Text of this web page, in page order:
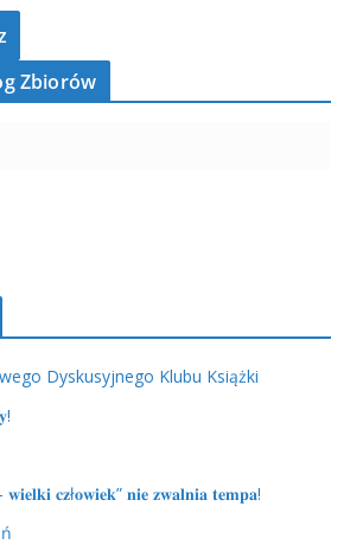
Zbiorów
Dyskusyjnego Klubu Książki
𝐜𝐳ł𝐨𝐰𝐢𝐞𝐤” 𝐧𝐢𝐞 𝐳𝐰𝐚𝐥𝐧𝐢𝐚 𝐭𝐞𝐦𝐩𝐚!